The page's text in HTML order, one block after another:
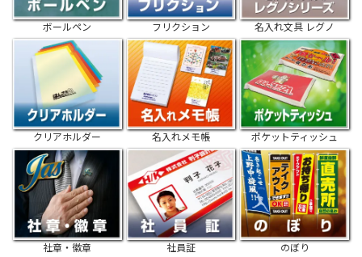
ボールペン フリクション 名入れ文具 レグノ
クリアホルダー 名入れメモ帳 ポケットティッシュ
社章・徽章 社員証 のぼり